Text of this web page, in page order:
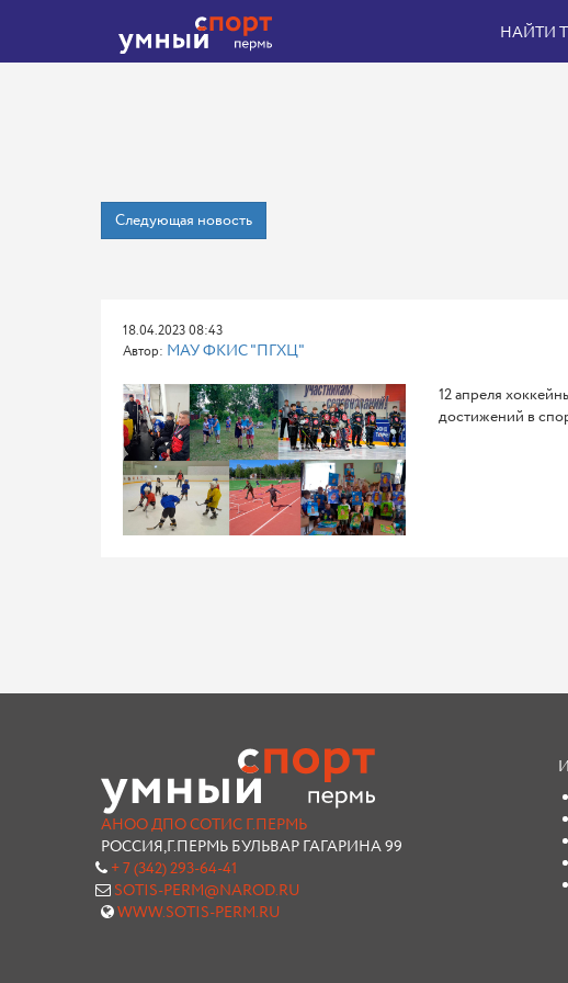
НАЙТИ
Следующая новость
18.04.2023 08:43
Автор: МАУ ФКИС "ПГХЦ"
12 апреля
достижений в
АНОО ДПО СОТИС Г.ПЕРМЬ
РОССИЯ,Г.ПЕРМЬ БУЛЬВАР ГАГАРИНА 99
+ 7 (342) 293-64-41
SOTIS-PERM@NAROD.RU
WWW.SOTIS-PERM.RU